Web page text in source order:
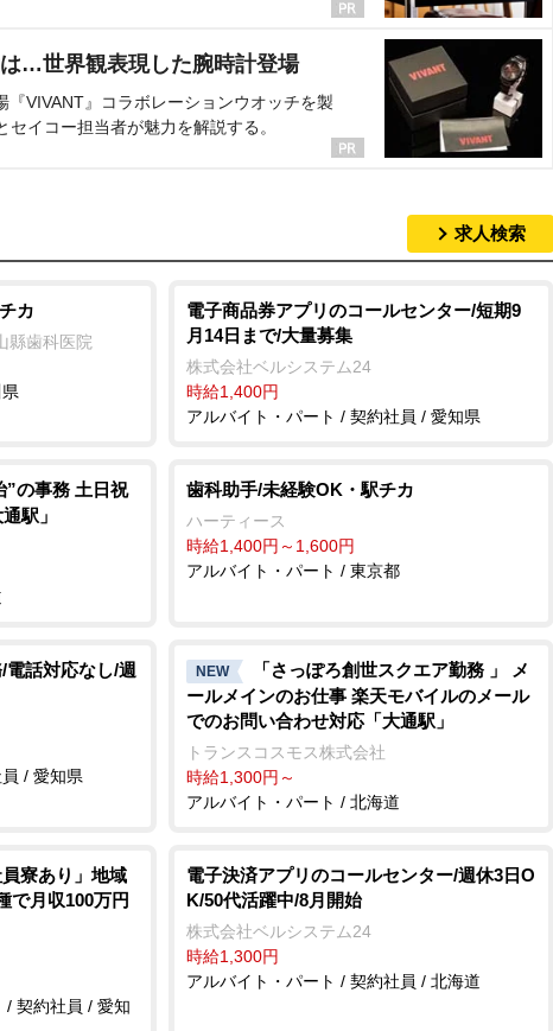
は…世界観表現した腕時計登場
『VIVANT』コラボレーションウオッチを製
イコー担当者が魅力を解説する。
求人検索
カ
縣歯科医院
電子商品券アプリのコールセンター/短期9
月14日まで/大量募集
株式会社ベルシステム24
時給1,400円
アルバイト・パート / 契約社員 / 愛知県
”の事務 土日祝
駅」
歯科助手/未経験OK・駅チカ
ハーティース
時給1,400円～1,600円
アルバイト・パート / 東京都
話対応なし/週
/ 愛知県
NEW
「さっぽろ創世スクエア勤務 」 メ
ールメインのお仕事 楽天モバイルのメール
でのお問い合わせ対応「大通駅」
トランスコスモス株式会社
時給1,300円～
アルバイト・パート / 北海道
寮あり」地域
で月収100万円
/ 契約社員 / 愛知
電子決済アプリのコールセンター/週休3日O
K/50代活躍中/8月開始
株式会社ベルシステム24
時給1,300円
アルバイト・パート / 契約社員 / 北海道